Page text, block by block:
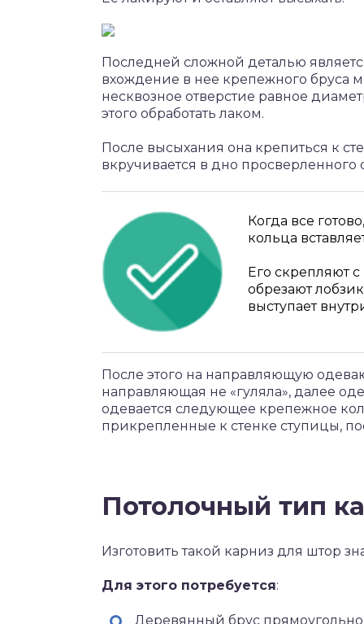
Последней сложной деталью
вхождение в нее крепежного бруса
несквозное отверстие равное
этого обработать лаком.
После высыхания она крепиться к
вкручивается в дно просверленного
Когда все
кольца
Его скрепляют
обрезают
выступает
После этого на направляющую
направляющая не «гуляла», далее
одевается следующее крепежное
прикрепленные к стенке ступицы,
Потолочный тип
Изготовить такой карниз для штор
Для этого потребуется:
Деревянный брус